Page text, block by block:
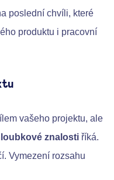
poslední chvíli, které
produktu i pracovní
vašeho projektu, ale
znalosti říká.
Vymezení rozsahu